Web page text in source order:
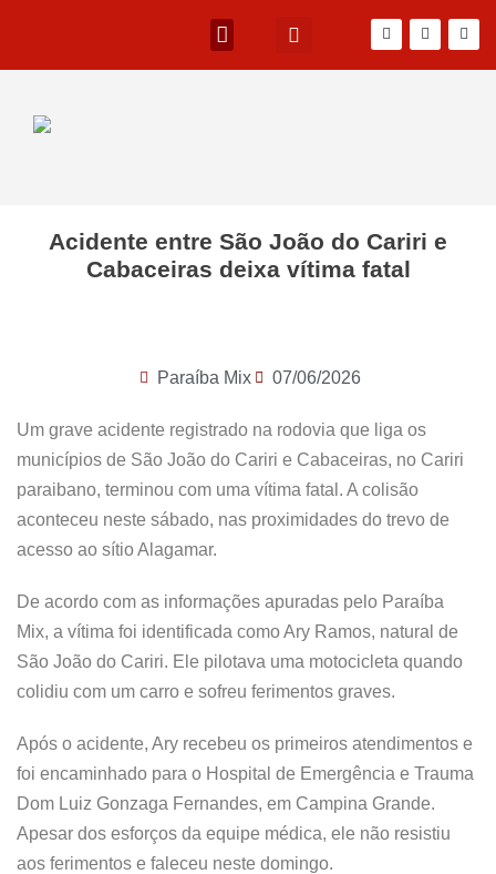
Acidente entre São João do Cariri e
Cabaceiras deixa vítima fatal
Paraíba Mix 07/06/2026
Um grave acidente registrado na rodovia que liga os
municípios de São João do Cariri e Cabaceiras, no Cariri
paraibano, terminou com uma vítima fatal. A colisão
aconteceu neste sábado, nas proximidades do trevo de
acesso ao sítio Alagamar.
De acordo com as informações apuradas pelo Paraíba
Mix, a vítima foi identificada como Ary Ramos, natural de
São João do Cariri. Ele pilotava uma motocicleta quando
colidiu com um carro e sofreu ferimentos graves.
Após o acidente, Ary recebeu os primeiros atendimentos e
foi encaminhado para o Hospital de Emergência e Trauma
Dom Luiz Gonzaga Fernandes, em Campina Grande.
Apesar dos esforços da equipe médica, ele não resistiu
aos ferimentos e faleceu neste domingo.